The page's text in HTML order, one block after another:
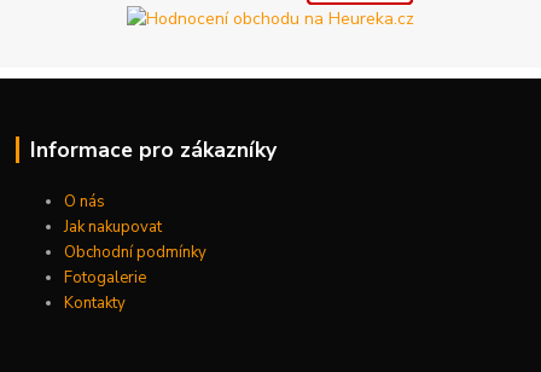
Informace pro zákazníky
O nás
Jak nakupovat
Obchodní podmínky
Fotogalerie
Kontakty